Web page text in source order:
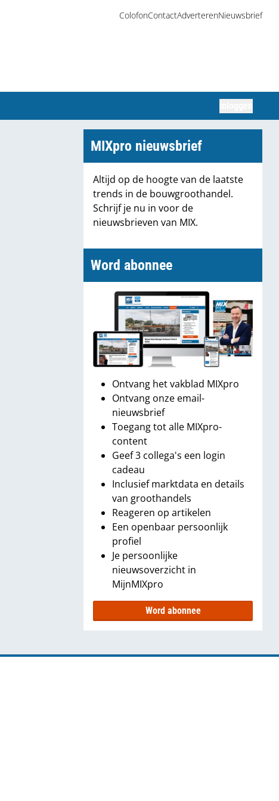
ColofonContactAdverterenNieuwsbrief
MIXpro nieuwsbrief
Altijd op de hoogte van de laatste
trends in de bouwgroothandel.
Schrijf je nu in voor de
nieuwsbrieven van MIX.
Word abonnee
Ontvang het vakblad MIXpro
Ontvang onze email-
nieuwsbrief
Toegang tot alle MIXpro-
content
Geef 3 collega's een login
cadeau
Inclusief marktdata en details
van groothandels
Reageren op artikelen
Een openbaar persoonlijk
profiel
Je persoonlijke
nieuwsoverzicht in
MijnMIXpro
Word abonnee